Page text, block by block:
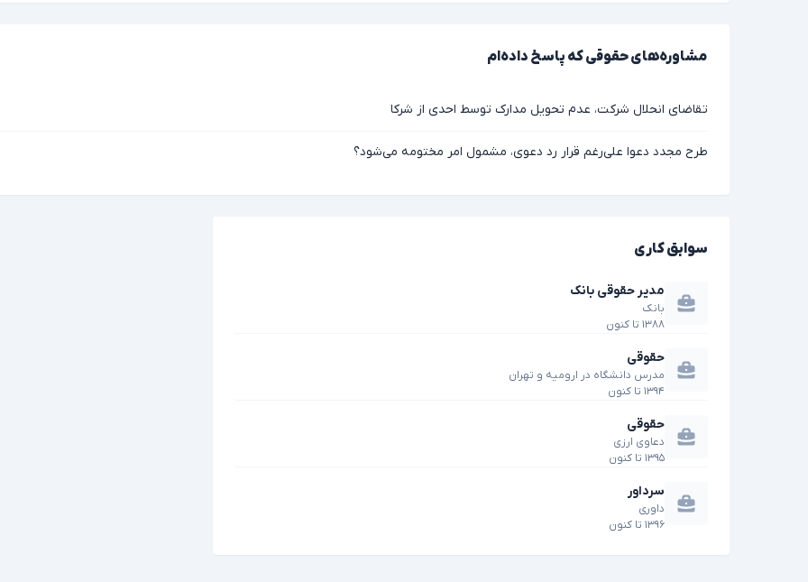
مشاوره‌های حقوقی که پاسخ داده‌ام
تقاضای انحلال شرکت، عدم تحویل مدارک توسط احدی از شرکا
طرح مجدد دعوا علی‌رغم قرار رد دعوی، مشمول امر مختومه می‌شود؟
سوابق کاری
مدیر حقوقی بانک
بانک
۱۳۸۸ تا کنون
حقوقی
مدرس دانشگاه در ارومیه و تهران
۱۳۹۴ تا کنون
حقوقی
دعاوی ارزی
۱۳۹۵ تا کنون
سرداور
داوری
۱۳۹۶ تا کنون